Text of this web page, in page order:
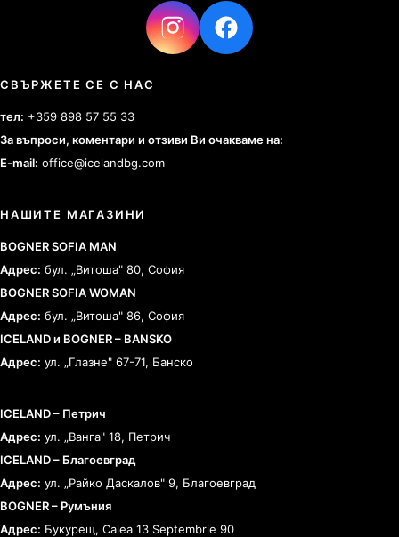
СВЪРЖЕТЕ СЕ С НАС
тел: +359 898 57 55 33
За въпроси, коментари и отзиви Ви очакваме на:
E-mail: office@icelandbg.com
НАШИТЕ МАГАЗИНИ
BOGNER SOFIA MAN
Адрес: бул. „Витоша" 80, София
BOGNER SOFIA WOMAN
Адрес: бул. „Витоша" 86, София
ICELAND и BOGNER – BANSKO
Адрес: ул. „Глазне" 67-71, Банско
ICELAND – Петрич
Адрес: ул. „Ванга" 18, Петрич
ICELAND – Благоевград
Адрес: ул. „Райко Даскалов" 9, Благоевград
BOGNER – Румъния
Адрес: Букурещ, Calea 13 Septembrie 90